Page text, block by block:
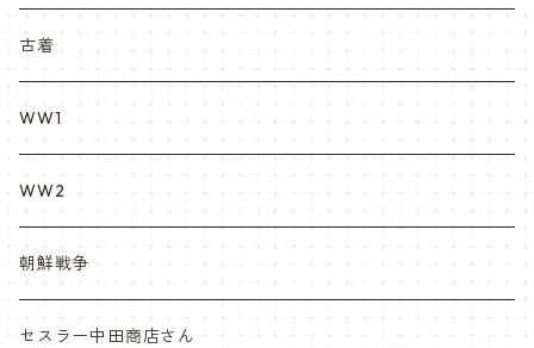
REPRO レプロ
米軍放出品ブーツ
Nyat Mil ニャットミル
カスタム KURI
VietnamEra ウエア
Vietnam ジャングルブーツ
ナム戦装備類/ポーチ・ベルト・小物・ヘルメット等
NURES
古着
WW1
WW2
朝鮮戦争
セスラー中田商店さん